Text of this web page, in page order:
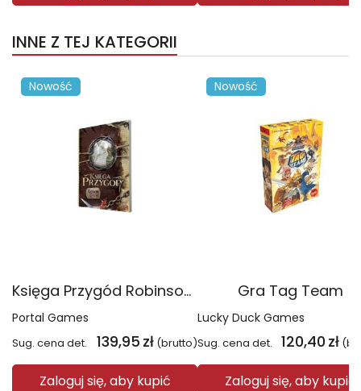
INNE Z TEJ KATEGORII
Nowość
Księga Przygód Robinson Crusoe
Portal Games
Sug. cena det. 139,95 zł (brutto)
Zaloguj się, aby kupić
Nowość
Gra Tag Team
Lucky Duck Games
Sug. cena det. 120,40 zł
Zaloguj się, aby kupić